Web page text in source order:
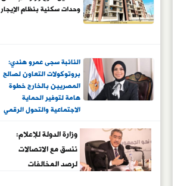
وحدات سكنية بنظام الإيجار
النائبة سجى عمرو هندي:
بروتوكولات التعاون لصالح
المصريين بالخارج خطوة
هامة لتوفير الحماية
الاجتماعية والتحول الرقمي
وزارة الدولة للإعلام:
ننسق مع الاتصالات
لرصد المخالفات